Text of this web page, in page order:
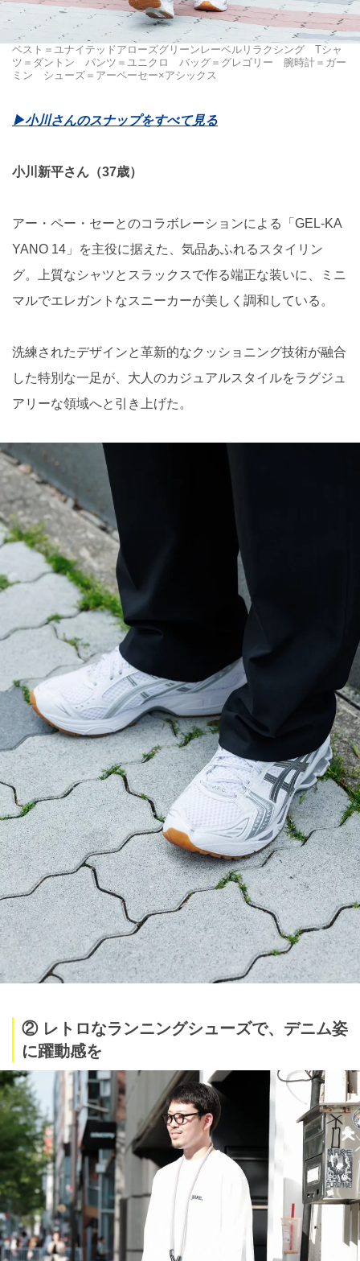
ベスト＝ユナイテッドアローズグリーンレーベルリラクシング Tシャ
ツ＝ダントン パンツ＝ユニクロ バッグ＝グレゴリー 腕時計＝ガー
ミン シューズ＝アーペーセー×アシックス
▶︎小川さんのスナップをすべて見る
小川新平さん（37歳）
アー・ペー・セーとのコラボレーションによる「GEL-KA
YANO 14」を主役に据えた、気品あふれるスタイリン
グ。上質なシャツとスラックスで作る端正な装いに、ミニ
マルでエレガントなスニーカーが美しく調和している。
洗練されたデザインと革新的なクッショニング技術が融合
した特別な一足が、大人のカジュアルスタイルをラグジュ
アリーな領域へと引き上げた。
② レトロなランニングシューズで、デニム姿
に躍動感を